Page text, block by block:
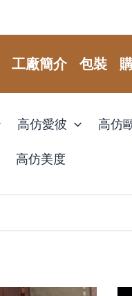
工廠簡介 包裝
高仿愛彼 高仿
高仿美度